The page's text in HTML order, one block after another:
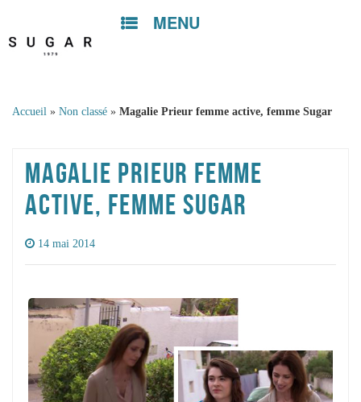
MENU
Skip to
Accueil » Non classé » Magalie Prieur femme active, femme Sugar
MAGALIE PRIEUR FEMME
ACTIVE, FEMME SUGAR
14 mai 2014